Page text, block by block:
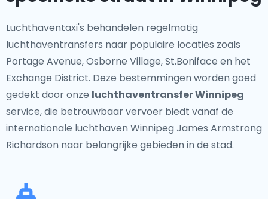
Luchthaventaxi's behandelen regelmatig
luchthaventransfers naar populaire locaties zoals
Portage Avenue, Osborne Village, St.Boniface en het
Exchange District. Deze bestemmingen worden goed
gedekt door onze luchthaventransfer Winnipeg
service, die betrouwbaar vervoer biedt vanaf de
internationale luchthaven Winnipeg James Armstrong
Richardson naar belangrijke gebieden in de stad.